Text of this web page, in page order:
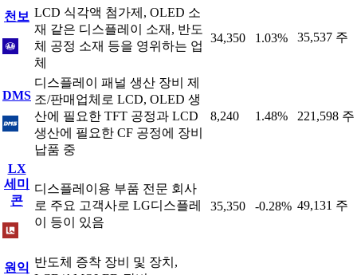
천보 LCD 식각액 첨가제, OLED 소
재 같은 디스플레이 소재, 반도
체 공정 소재 등을 영위하는 업
체
34,350 1.03% 35,537 주
DMS
디스플레이 패널 생산 장비 제
조/판매업체로 LCD, OLED 생
산에 필요한 TFT 공정과 LCD
생산에 필요한 CF 공정에 장비
납품 중
8,240 1.48% 221,598 주
LX
세미
콘
디스플레이용 부품 전문 회사
로 주요 고객사로 LG디스플레
이 등이 있음
35,350 -0.28% 49,131 주
원익 반도체 증착 장비 및 장치,